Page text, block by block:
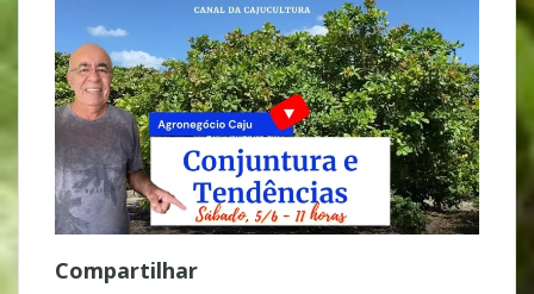
Compartilhar